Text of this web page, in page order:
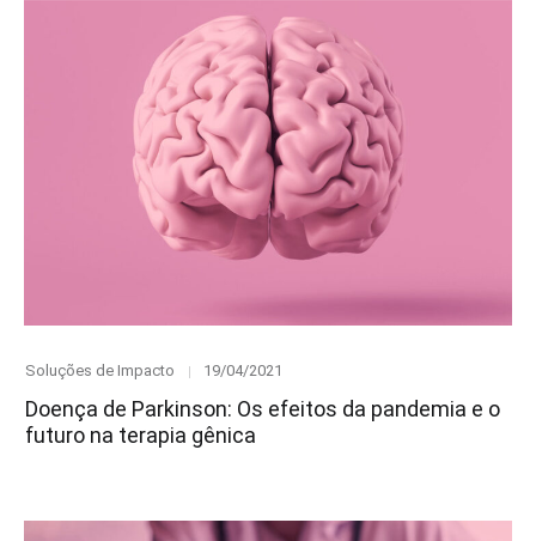
Category
Soluções de Impacto
Posted
19/04/2021
Doença de Parkinson: Os efeitos da pandemia e o
futuro na terapia gênica